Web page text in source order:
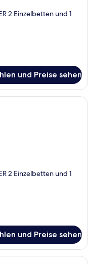
2 Einzelbetten und 1
und Preise sehen
Bettwaren, Minibar,
2 Einzelbetten und 1
und Preise sehen
Bettwaren, Minibar,